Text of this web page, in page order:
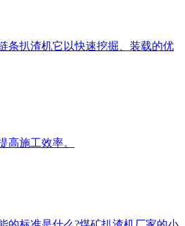
条扒渣机它以快速挖掘、装载的优
施工效率。